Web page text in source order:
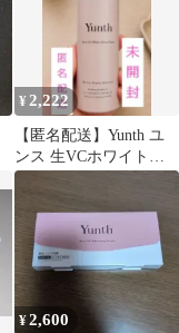
¥ 2,222
【匿名配送】Yunth ユ
ンス 生VCホワイトク
リアフォーム120g【送
¥2,600